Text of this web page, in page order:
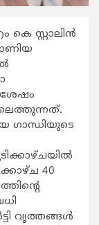
കെ സ്റ്റാലിന്‍
ശേഷം
ഗാന്ധിയുടെ
40
വൃത്തങ്ങള്‍